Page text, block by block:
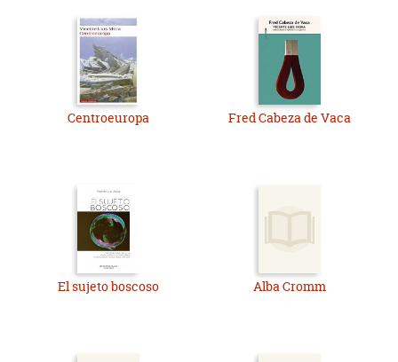
Centroeuropa Fred Cabeza de Vaca
El sujeto boscoso Alba Cromm